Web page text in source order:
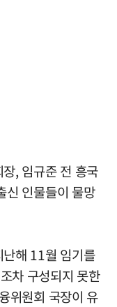
, 임규준 전 흥국
신 인물들이 물망
해 11월 임기를
차 구성되지 못한
위원회 국장이 유